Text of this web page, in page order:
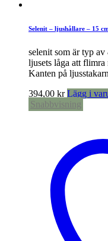
Selenit – ljushållare – 15
selenit som är typ
ljusets låga att
Kanten på
394,00 kr Lägg i
Snabbvisning